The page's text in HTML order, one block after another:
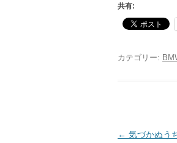
共有:
カテゴリー:
投
← 気づかぬう